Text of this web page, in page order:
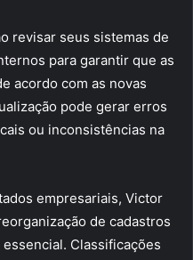
revisar seus sistemas de
para garantir que as
acordo com as novas
pode gerar erros
ou inconsistências na
empresariais, Victor
de cadastros
Classificações